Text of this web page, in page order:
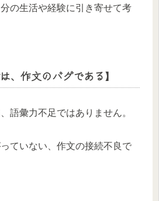
の生活や経験に引き寄せて考
、作文のバグである】
語彙力不足ではありません。
ていない、作文の接続不良で